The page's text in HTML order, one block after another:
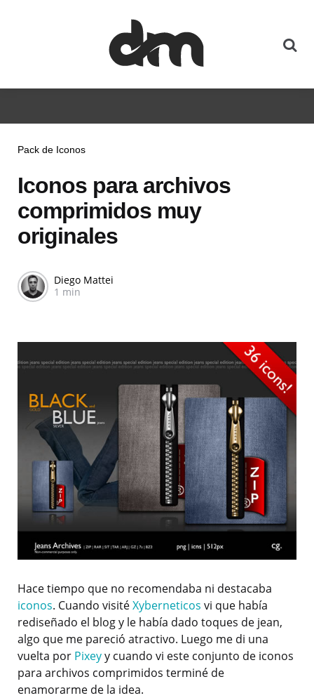
Pack de Iconos
Iconos para archivos
comprimidos muy
originales
Diego Mattei
1 min
Hace tiempo que no recomendaba ni destacaba
iconos. Cuando visitéXyberneticos vi que había
rediseñado el blog y le había dado toques de jean,
algo que me pareció atractivo. Luego me di una
vuelta por Pixeyy cuando vi este conjunto de iconos
para archivos comprimidos terminé de
enamorarme de la idea.